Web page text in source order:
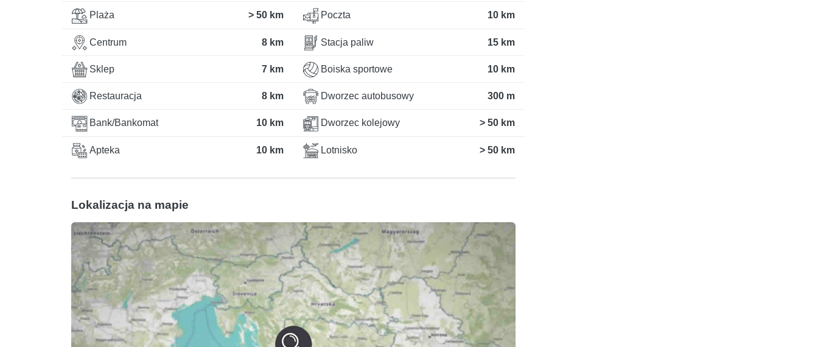
Plaża > 50 km
Centrum 8 km
Sklep 7 km
Restauracja 8 km
Bank/Bankomat 10 km
Apteka 10 km
Poczta 10 km
Stacja paliw 15 km
Boiska sportowe 10 km
Dworzec autobusowy 300 m
Dworzec kolejowy > 50 km
Lotnisko > 50 km
Lokalizacja na mapie